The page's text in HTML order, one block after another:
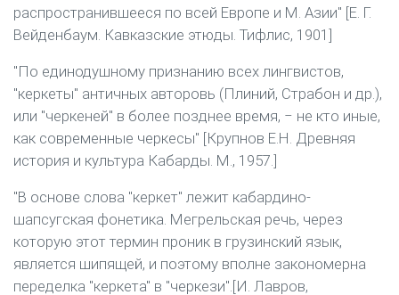
распространившееся по всей Европе и М. Азии" [Е. Г.
Вейденбаум. Кавказские этюды. Тифлис, 1901]
"По единодушному признанию всех лингвистов,
"керкеты" античных авторовь (Плиний, Страбон и др.),
или "черкеней" в более позднее время, ‒ не кто иные,
как современные черкесы" [Крупнов Е.Н. Древняя
история и культура Кабарды. М., 1957.]
"В основе слова "керкет" лежит кабардино-
шапсугская фонетика. Мегрельская речь, через
которую этот термин проник в грузинский язык,
является шипящей, и поэтому вполне закономерна
переделка "керкета" в "черкези".[И. Лавров,